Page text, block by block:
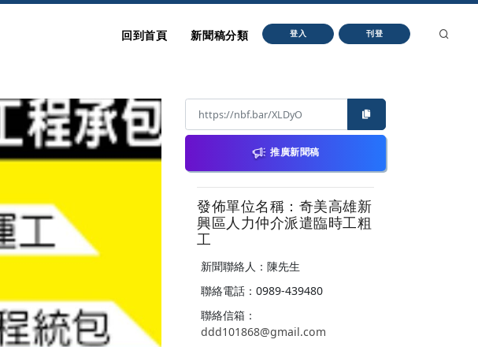
回到首頁 新聞稿分類 登入 刊登
推廣新聞稿
發佈單位名稱：奇美高雄新
興區人力仲介派遣臨時工粗
工
新聞聯絡人：陳先生
聯絡電話：0989-439480
聯絡信箱：
ddd101868@gmail.com